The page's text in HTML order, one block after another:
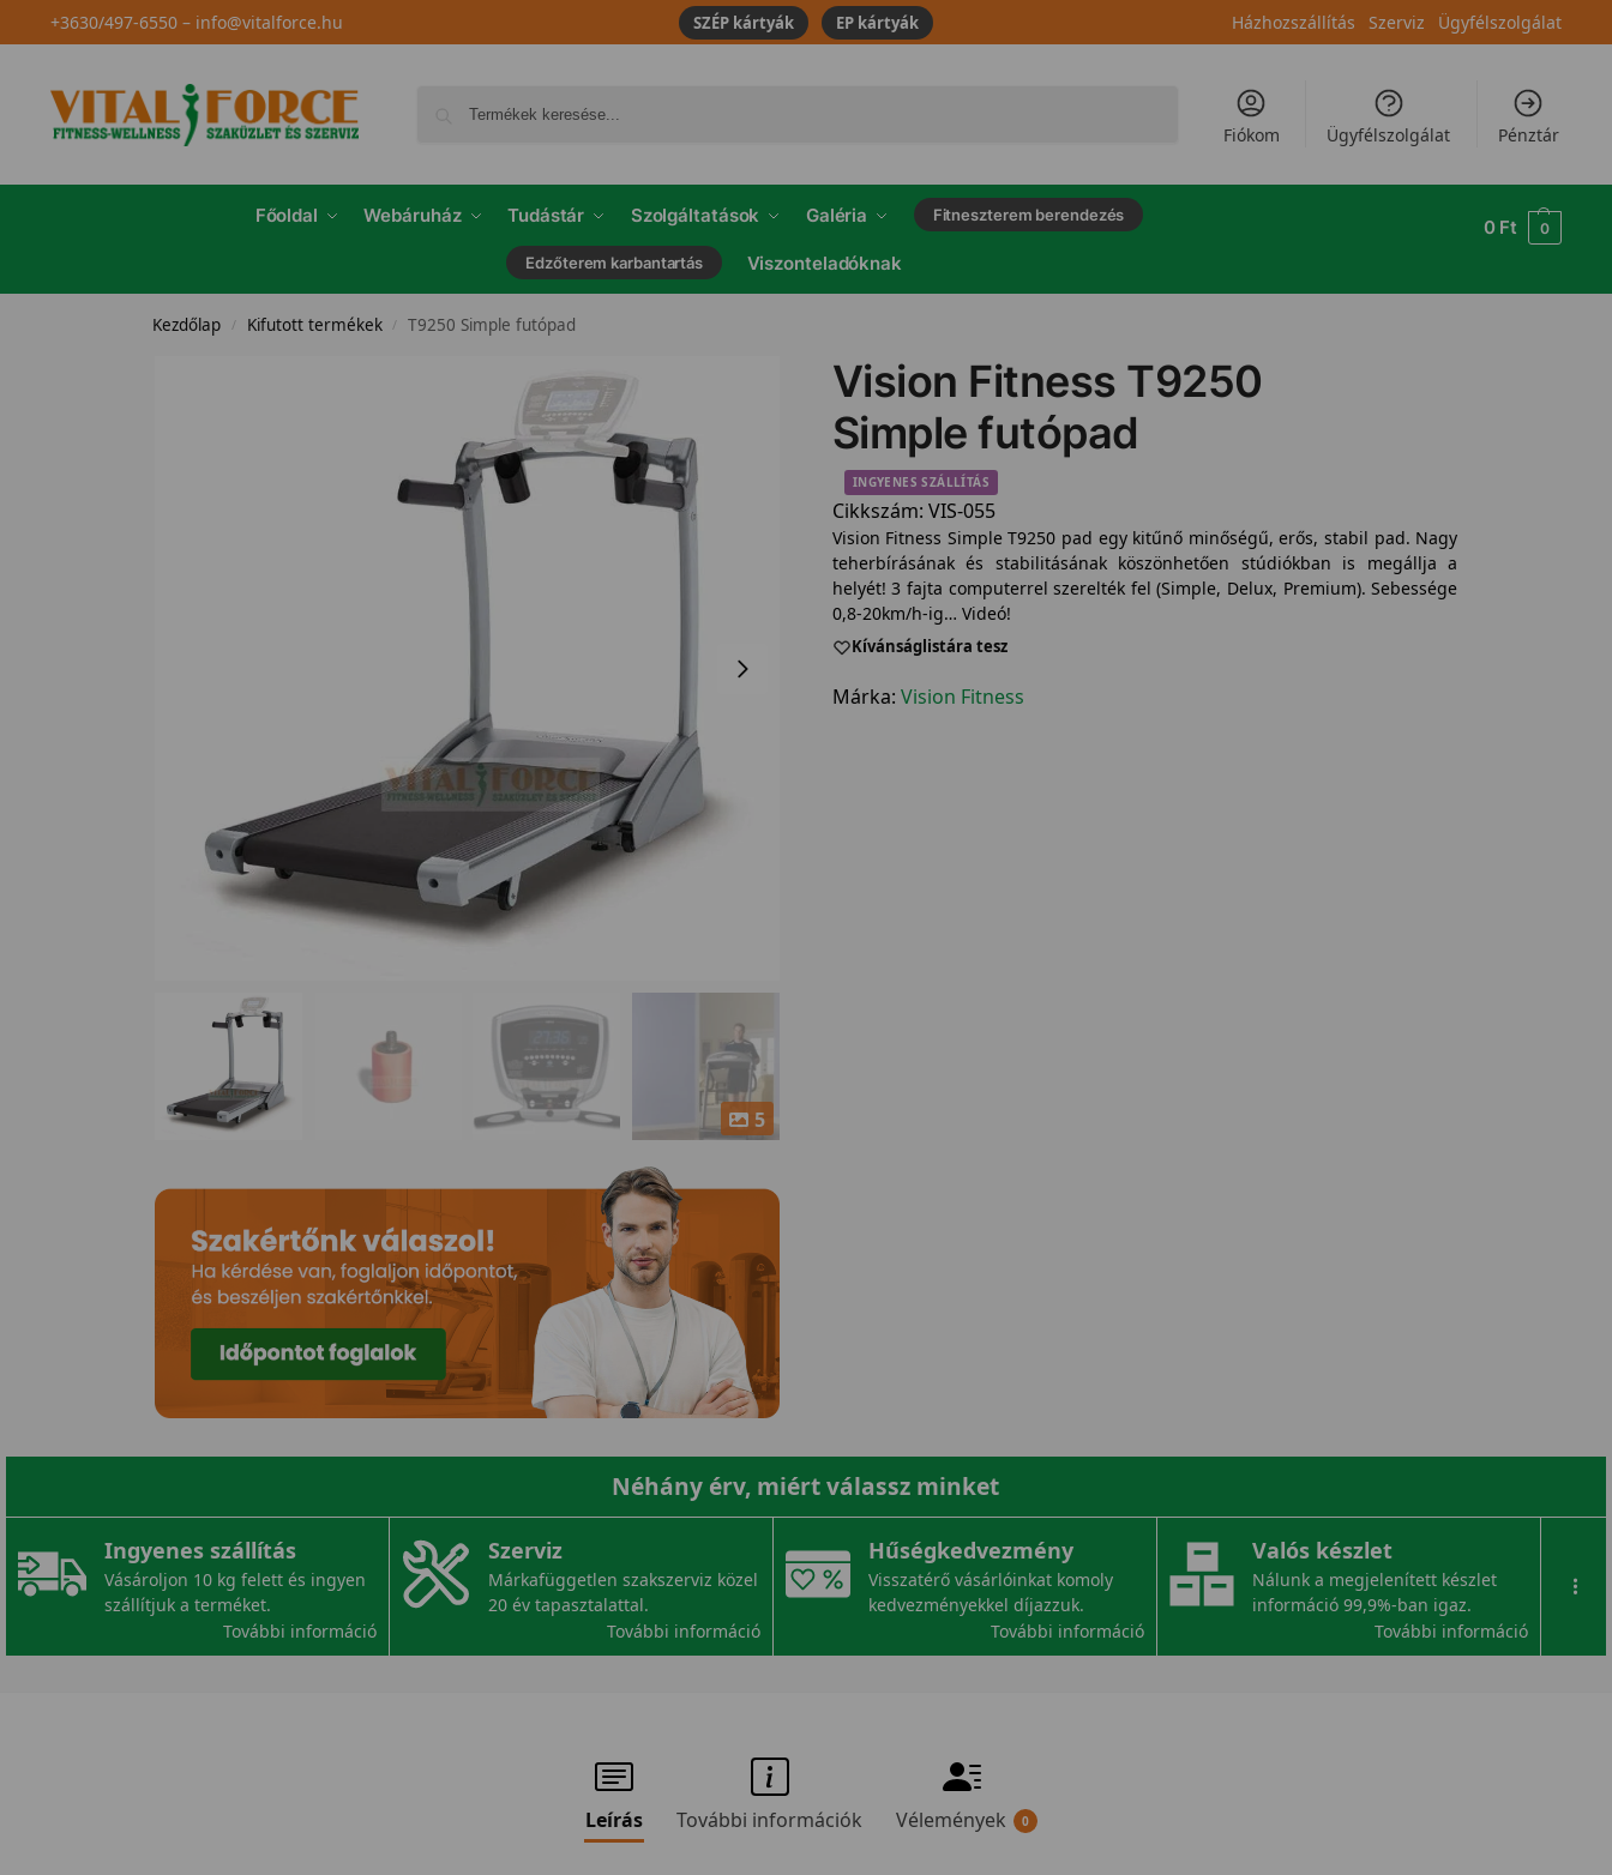
+3630/497-6550– info@vitalforce.hu SZÉP kártyák EP kártyák Házhozszállítás Szerviz Ügyfélszolgálat
Fiókom Ügyfélszolgálat Pénztár
Főoldal Webáruház Tudástár Szolgáltatások Galéria Fitneszterem berendezés
Edzőterem karbantartás Viszonteladóknak
0 Ft 0
Kezdőlap / Kifutott termékek / T9250 Simple futópad
5
Vision Fitness T9250
Simple futópad
INGYENES SZÁLLÍTÁS
Cikkszám: VIS-055
Vision Fitness Simple T9250 pad egy kitűnő minőségű, erős, stabil pad. Nagy
teherbírásának és stabilitásának köszönhetően stúdiókban is megállja a
helyét! 3 fajta computerrel szerelték fel (Simple, Delux, Premium). Sebessége
0,8-20km/h-ig… Videó!
Kívánságlistára tesz
Márka: Vision Fitness
Néhány érv, miért válassz minket
Ingyenes szállítás
Vásároljon 10 kg felett és ingyen
szállítjuk a terméket.
További információ
Szerviz
Márkafüggetlen szakszerviz közel
20 év tapasztalattal.
További információ
Hűségkedvezmény
Visszatérő vásárlóinkat komoly
kedvezményekkel díjazzuk.
További információ
Valós készlet
Nálunk a megjelenített készlet
információ 99,9%-ban igaz.
További információ
...
Leírás További információk Vélemények 0